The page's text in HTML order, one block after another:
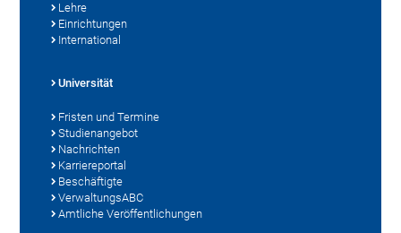
Lehre
Einrichtungen
International
Universität
Fristen und Termine
Studienangebot
Nachrichten
Karriereportal
Beschäftigte
VerwaltungsABC
Amtliche Veröffentlichungen